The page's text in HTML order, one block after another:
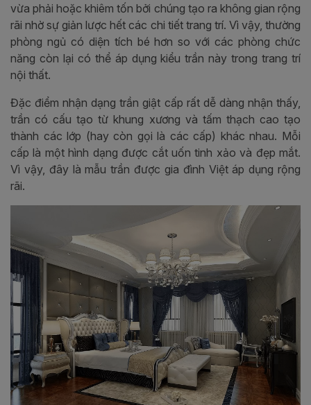
vừa phải hoặc khiêm tốn bởi chúng tạo ra không gian rộng
rãi nhờ sự giản lược hết các chi tiết trang trí. Vì vậy, thường
phòng ngủ có diện tích bé hơn so với các phòng chức
năng còn lại có thể áp dụng kiểu trần này trong trang trí
nội thất.
Đặc điểm nhận dạng trần giật cấp rất dễ dàng nhận thấy,
trần có cấu tạo từ khung xương và tấm thạch cao tạo
thành các lớp (hay còn gọi là các cấp) khác nhau. Mỗi
cấp là một hình dạng được cắt uốn tinh xảo và đẹp mắt.
Vì vậy, đây là mẫu trần được gia đình Việt áp dụng rộng
rãi.